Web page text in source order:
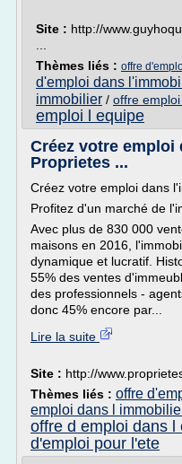
Site : http://
Thèmes liés : offre
d'emploi dans
immobilier / offre
emploi l equipe
Créez votre
Proprietes ...
Créez votre emploi dans
Profitez d'un marché de
Avec plus de 830 000
maisons en 2016,
dynamique et lucratif.
55% des ventes
des professionnels -
donc 45% encore par...
Lire la suite
Site : http://
Thèmes liés : offre
emploi dans l
offre d emploi dans l
d'emploi pour l'ete